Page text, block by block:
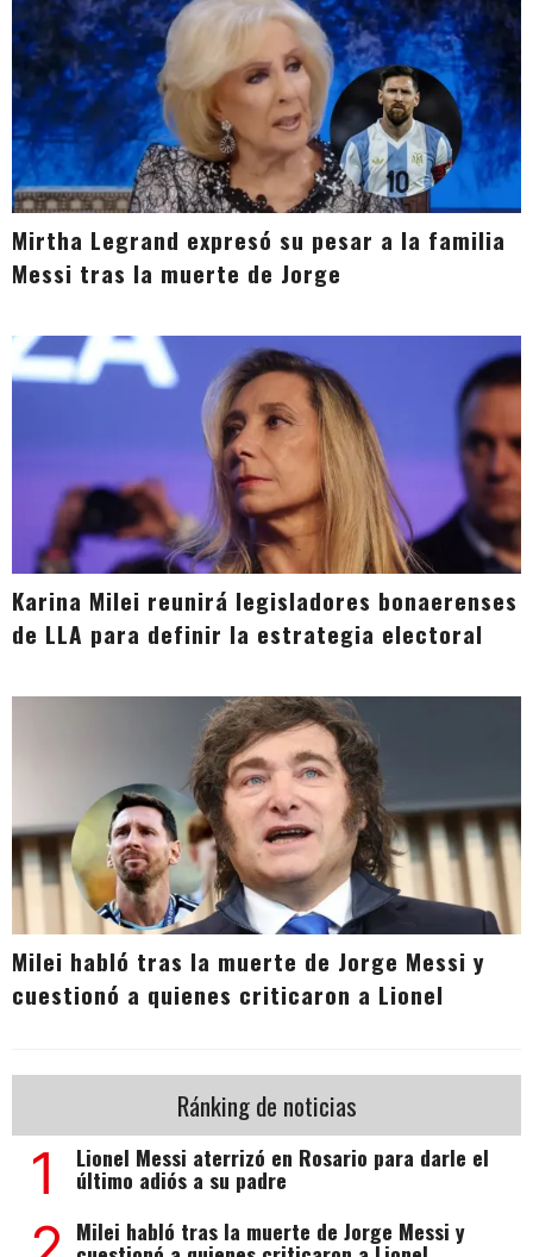
Mirtha Legrand expresó su pesar a la familia
Messi tras la muerte de Jorge
Karina Milei reunirá legisladores bonaerenses
de LLA para definir la estrategia electoral
Milei habló tras la muerte de Jorge Messi y
cuestionó a quienes criticaron a Lionel
Ránking de noticias
1 Lionel Messi aterrizó en Rosario para darle el
último adiós a su padre
Milei habló tras la muerte de Jorge Messi y